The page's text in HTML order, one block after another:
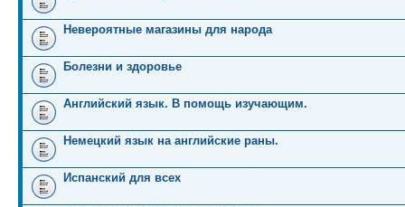
Невероятные магазины для народа
Болезни и здоровье
Английский язык. В помощь изучающим.
Немецкий язык на английские раны.
Испанский для всех